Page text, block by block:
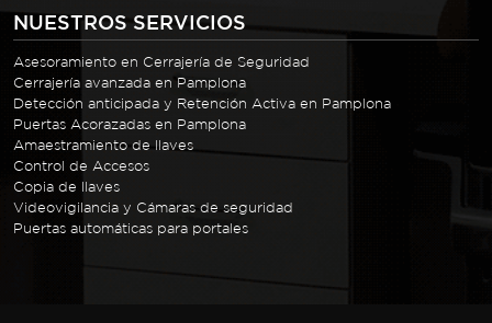
NUESTROS SERVICIOS
Asesoramiento en Cerrajería de Seguridad
Cerrajería avanzada en Pamplona
Detección anticipada y Retención Activa en Pamplona
Puertas Acorazadas en Pamplona
Amaestramiento de llaves
Control de Accesos
Copia de llaves
Videovigilancia y Cámaras de seguridad
Puertas automáticas para portales